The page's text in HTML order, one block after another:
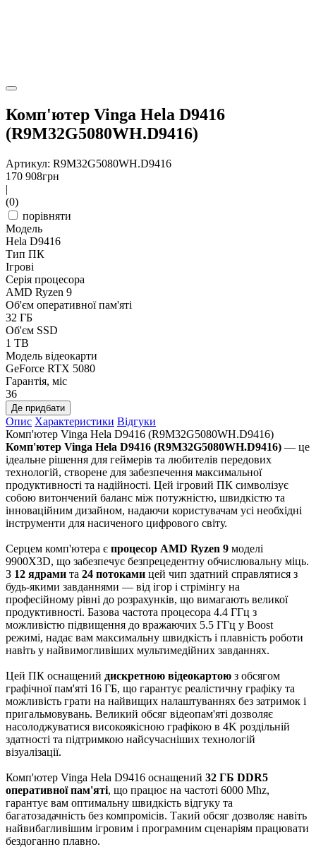
Комп'ютер Vinga Hela D9416
(R9M32G5080WH.D9416)
Артикул: R9M32G5080WH.D9416
170 908грн
|
(0)
порівняти
Модель
Hela D9416
Тип ПК
Ігрові
Серія процесора
AMD Ryzen 9
Об'єм оперативної пам'яті
32 ГБ
Об'єм SSD
1 TB
Модель відеокарти
GeForce RTX 5080
Гарантія, міс
36
Де придбати
Опис Характеристики Відгуки
Комп'ютер Vinga Hela D9416 (R9M32G5080WH.D9416)
Комп'ютер Vinga Hela D9416 (R9M32G5080WH.D9416) — це
ідеальне рішення для геймерів та любителів передових
технологій, створене для забезпечення максимальної
продуктивності та надійності. Цей ігровий ПК символізує
собою витончений баланс між потужністю, швидкістю та
інноваційним дизайном, надаючи користувачам усі необхідні
інструменти для насиченого цифрового світу.
Серцем комп'ютера є процесор AMD Ryzen 9 моделі
9900X3D, що забезпечує безпрецедентну обчислювальну міць.
З 12 ядрами та 24 потоками цей чип здатний справлятися з
будь-якими завданнями — від ігор і стрімінгу на
професійному рівні до розрахунків, що вимагають великої
продуктивності. Базова частота процесора 4.4 ГГц з
можливістю підвищення до вражаючих 5.5 ГГц у Boost
режимі, надає вам максимальну швидкість і плавність роботи
навіть у найвимогливіших мультимедійних завданнях.
Цей ПК оснащений дискретною відеокартою з обсягом
графічної пам'яті 16 ГБ, що гарантує реалістичну графіку та
можливість грати на найвищих налаштуваннях без затримок і
пригальмовувань. Великий обсяг відеопам'яті дозволяє
насолоджуватися високоякісною графікою в 4K роздільній
здатності та підтримкою найсучасніших технологій
візуалізації.
Комп'ютер Vinga Hela D9416 оснащений 32 ГБ DDR5
оперативної пам'яті, що працює на частоті 6000 Mhz,
гарантує вам оптимальну швидкість відгуку та
багатозадачність без компромісів. Такий обсяг дозволяє навіть
найвибагливішим ігровим і програмним сценаріям працювати
бездоганно плавно.